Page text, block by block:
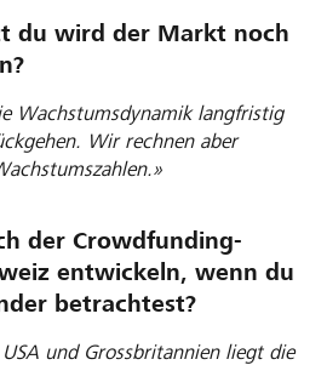
du wird der Markt noch
Wachstumsdynamik langfristig
Wir rechnen aber
der Crowdfunding-
entwickeln, wenn du
betrachtest?
und Grossbritannien liegt die